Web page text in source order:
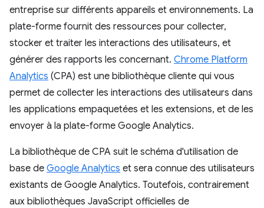
entreprise sur différents appareils et environnements. La
plate-forme fournit des ressources pour collecter,
stocker et traiter les interactions des utilisateurs, et
générer des rapports les concernant. Chrome Platform
Analytics (CPA) est une bibliothèque cliente qui vous
permet de collecter les interactions des utilisateurs dans
les applications empaquetées et les extensions, et de les
envoyer à la plate-forme Google Analytics.
La bibliothèque de CPA suit le schéma d'utilisation de
base de Google Analytics et sera connue des utilisateurs
existants de Google Analytics. Toutefois, contrairement
aux bibliothèques JavaScript officielles de